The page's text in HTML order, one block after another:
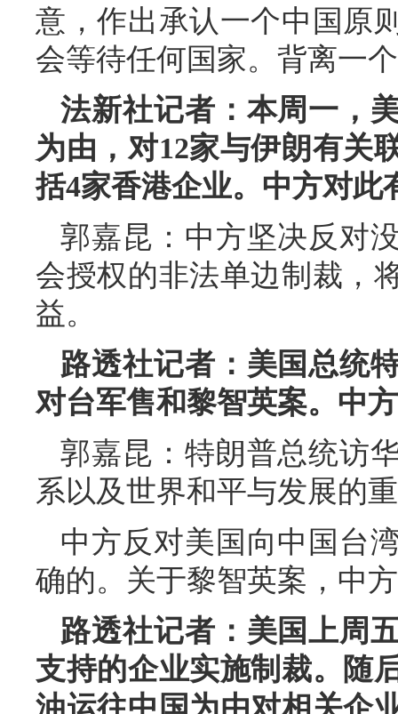
意，作出承认一个中国原
会等待任何国家。背离一
法新社记者：本周一，
为由，对12家与伊朗有关
括4家香港企业。中方对此
郭嘉昆：中方坚决反对
会授权的非法单边制裁，
益。
路透社记者：美国总统
对台军售和黎智英案。中
郭嘉昆：特朗普总统访
系以及世界和平与发展的
中方反对美国向中国台
确的。关于黎智英案，中
路透社记者：美国上周
支持的企业实施制裁。随
油运往中国为由对相关企